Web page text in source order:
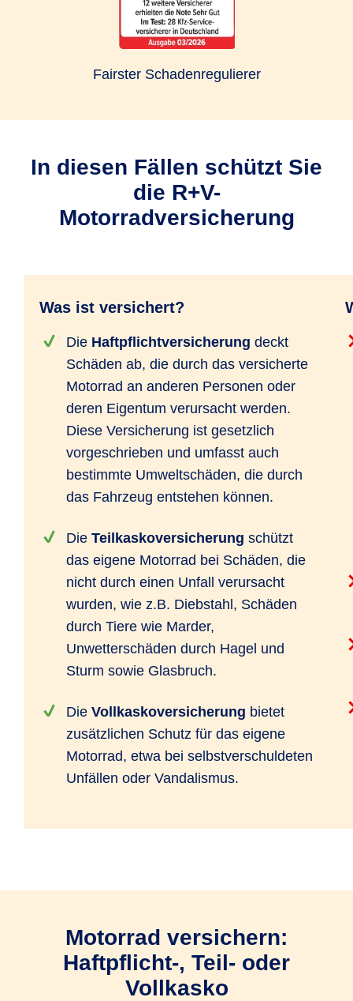
Fairster Schadenregulierer
In diesen Fällen schützt Sie
die R+V-
Motorradversicherung
Was ist versichert?
Die Haftpflichtversicherung deckt
Schäden ab, die durch das versicherte
Motorrad an anderen Personen oder
deren Eigentum verursacht werden.
Diese Versicherung ist gesetzlich
vorgeschrieben und umfasst auch
bestimmte Umweltschäden, die durch
das Fahrzeug entstehen können.
Die Teilkaskoversicherung schützt
das eigene Motorrad bei Schäden, die
nicht durch einen Unfall verursacht
wurden, wie z.B. Diebstahl, Schäden
durch Tiere wie Marder,
Unwetterschäden durch Hagel und
Sturm sowie Glasbruch.
Die Vollkaskoversicherung bietet
zusätzlichen Schutz für das eigene
Motorrad, etwa bei selbstverschuldeten
Unfällen oder Vandalismus.
Motorrad versichern:
Haftpflicht-, Teil- oder
Vollkasko